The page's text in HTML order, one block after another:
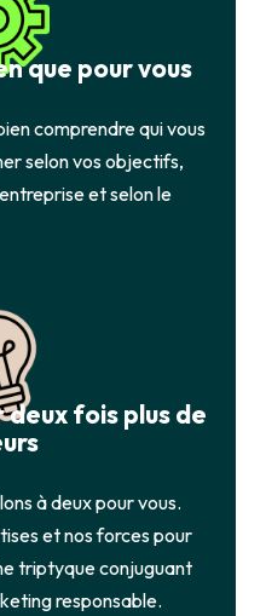
que pour vous
comprendre qui vous
selon vos objectifs,
et selon le
fois plus de
à deux pour vous.
et nos forces pour
triptyque conjuguant
responsable.